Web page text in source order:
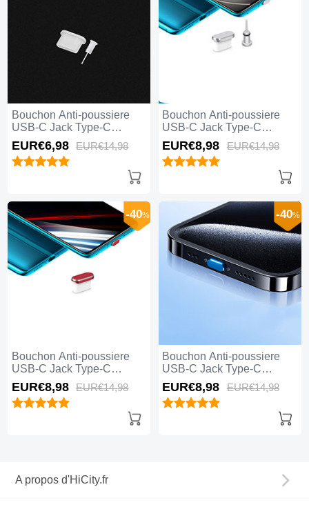
Bouchon Anti-poussiere
USB-C Jack Type-C
Universel H04 Blanc
EUR€6,98 EUR€14,98
Bouchon Anti-poussiere
USB-C Jack Type-C
Universel H03 Argent
EUR€8,98 EUR€14,98
Bouchon Anti-poussiere
USB-C Jack Type-C
Universel H02 Rouge
-40%
EUR€8,98 EUR€14,98
Bouchon Anti-poussiere
USB-C Jack Type-C
Universel H01 Bleu
-40%
EUR€8,98 EUR€14,98
A propos d'HiCity.fr